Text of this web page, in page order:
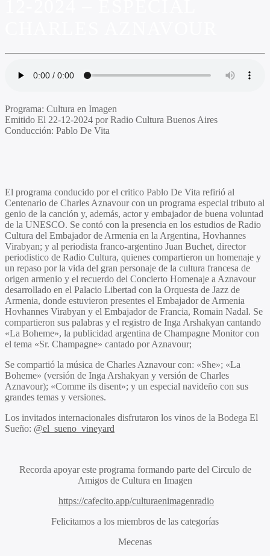
Programa: Cultura en Imagen
Emitido El 22-12-2024 por Radio Cultura Buenos Aires
Conducción: Pablo De Vita
El programa conducido por el critico Pablo De Vita refirió al
Centenario de Charles Aznavour con un programa especial tributo al
genio de la canción y, además, actor y embajador de buena voluntad
de la UNESCO. Se contó con la presencia en los estudios de Radio
Cultura del Embajador de Armenia en la Argentina, Hovhannes
Virabyan; y al periodista franco-argentino Juan Buchet, director
periodistico de Radio Cultura, quienes compartieron un homenaje y
un repaso por la vida del gran personaje de la cultura francesa de
origen armenio y el recuerdo del Concierto Homenaje a Aznavour
desarrollado en el Palacio Libertad con la Orquesta de Jazz de
Armenia, donde estuvieron presentes el Embajador de Armenia
Hovhannes Virabyan y el Embajador de Francia, Romain Nadal. Se
compartieron sus palabras y el registro de Inga Arshakyan cantando
«La Boheme», la publicidad argentina de Champagne Monitor con
el tema «Sr. Champagne» cantado por Aznavour;
Se compartió la música de Charles Aznavourcon: «She»; «La
Boheme» (versión de Inga Arshakyan y versión de Charles
Aznavour); «Comme ils disent»; y un especial navideño con sus
grandes temas y versiones.
Los invitados internacionales disfrutaron los vinos de la Bodega El
Sueño: @el_sueno_vineyard
Recorda apoyar este programa formando parte del Circulo de
Amigos de Cultura en Imagen
https://cafecito.app/culturaenimagenradio
Felicitamos a los miembros de las categorías
Mecenas